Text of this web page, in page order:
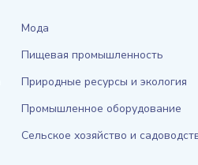
Мода
Пищевая промышленность
Природные ресурсы и экология
Промышленное оборудование
Сельское хозяйство и